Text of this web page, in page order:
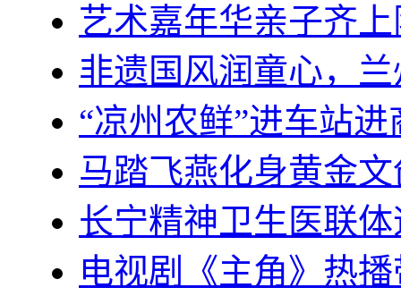
艺术嘉年华亲子齐
非遗国风润童心，
“凉州农鲜”进车站
马踏飞燕化身黄金
长宁精神卫生医联
电视剧《主角》热